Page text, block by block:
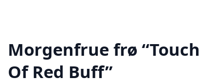
Morgenfrue frø “Touch
Of Red Buff”